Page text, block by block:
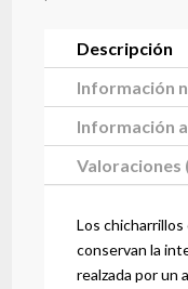
Descripción
Información
Información
Valoraciones
Los
conservan la
realzada por un